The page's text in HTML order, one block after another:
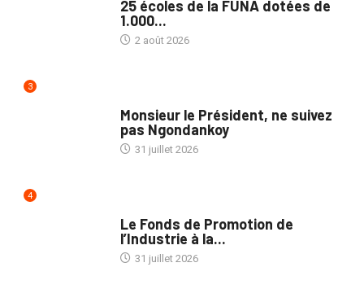
25 écoles de la FUNA dotées de
1.000...
2 août 2026
3
Monsieur le Président, ne suivez
pas Ngondankoy
31 juillet 2026
4
Le Fonds de Promotion de
l’Industrie à la...
31 juillet 2026